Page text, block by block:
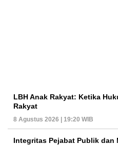
LBH Anak Rakyat: Ketika
Rakyat
8 Agustus 2026 | 19:20 WIB
Integritas Pejabat Publik dan